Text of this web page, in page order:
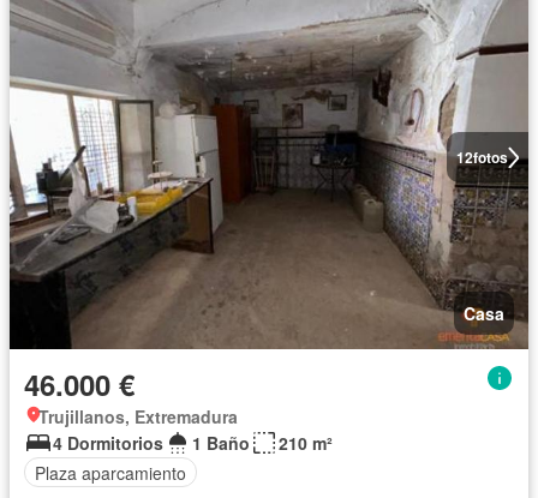
12fotos
Casa
46.000 €
Trujillanos, Extremadura
4 Dormitorios
1 Baño
210 m²
Plaza aparcamiento